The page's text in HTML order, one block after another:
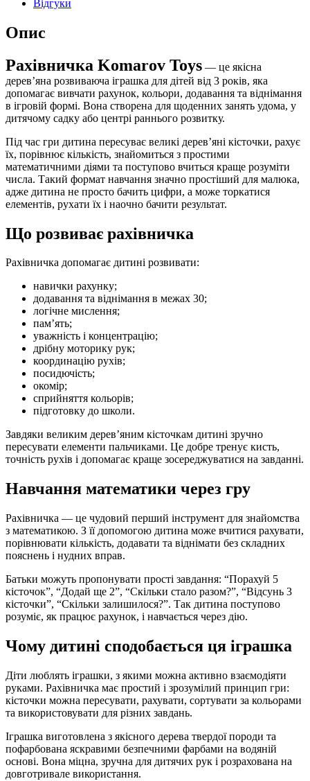
Відгуки
Опис
Рахівничка Komarov Toys — це якісна
дерев’яна розвиваюча іграшка для дітей від 3 років, яка
допомагає вивчати рахунок, кольори, додавання та віднімання
в ігровій формі. Вона створена для щоденних занять удома, у
дитячому садку або центрі раннього розвитку.
Під час гри дитина пересуває великі дерев’яні кісточки, рахує
їх, порівнює кількість, знайомиться з простими
математичними діями та поступово вчиться краще розуміти
числа. Такий формат навчання значно простіший для малюка,
адже дитина не просто бачить цифри, а може торкатися
елементів, рухати їх і наочно бачити результат.
Що розвиває рахівничка
Рахівничка допомагає дитині розвивати:
навички рахунку;
додавання та віднімання в межах 30;
логічне мислення;
пам’ять;
уважність і концентрацію;
дрібну моторику рук;
координацію рухів;
посидючість;
окомір;
сприйняття кольорів;
підготовку до школи.
Завдяки великим дерев’яним кісточкам дитині зручно
пересувати елементи пальчиками. Це добре тренує кисть,
точність рухів і допомагає краще зосереджуватися на завданні.
Навчання математики через гру
Рахівничка — це чудовий перший інструмент для знайомства
з математикою. З її допомогою дитина може вчитися рахувати,
порівнювати кількість, додавати та віднімати без складних
пояснень і нудних вправ.
Батьки можуть пропонувати прості завдання: “Порахуй 5
кісточок”, “Додай ще 2”, “Скільки стало разом?”, “Відсунь 3
кісточки”, “Скільки залишилося?”. Так дитина поступово
розуміє, як працює рахунок, і навчається через дію.
Чому дитині сподобається ця іграшка
Діти люблять іграшки, з якими можна активно взаємодіяти
руками. Рахівничка має простий і зрозумілий принцип гри:
кісточки можна пересувати, рахувати, сортувати за кольорами
та використовувати для різних завдань.
Іграшка виготовлена з якісного дерева твердої породи та
пофарбована яскравими безпечними фарбами на водяній
основі. Вона міцна, зручна для дитячих рук і розрахована на
довготривале використання.